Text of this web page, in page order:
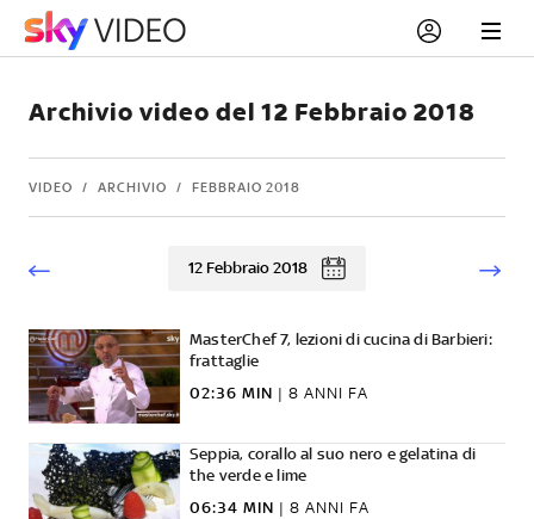
Archivio video del 12 Febbraio 2018
VIDEO ARCHIVIO FEBBRAIO 2018
12 Febbraio 2018
MasterChef 7, lezioni di cucina di Barbieri:
frattaglie
02:36 MIN | 8 ANNI FA
Seppia, corallo al suo nero e gelatina di
the verde e lime
06:34 MIN | 8 ANNI FA